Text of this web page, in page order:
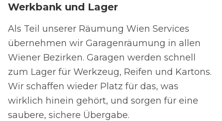
Werkbank und Lager
Als Teil unserer Räumung Wien Services
übernehmen wir Garagenräumung in allen
Wiener Bezirken. Garagen werden schnell
zum Lager für Werkzeug, Reifen und Kartons.
Wir schaffen wieder Platz für das, was
wirklich hinein gehört, und sorgen für eine
saubere, sichere Übergabe.